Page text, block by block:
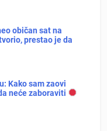
običan sat na
prestao je da
Kako sam zaovi
neće zaboraviti